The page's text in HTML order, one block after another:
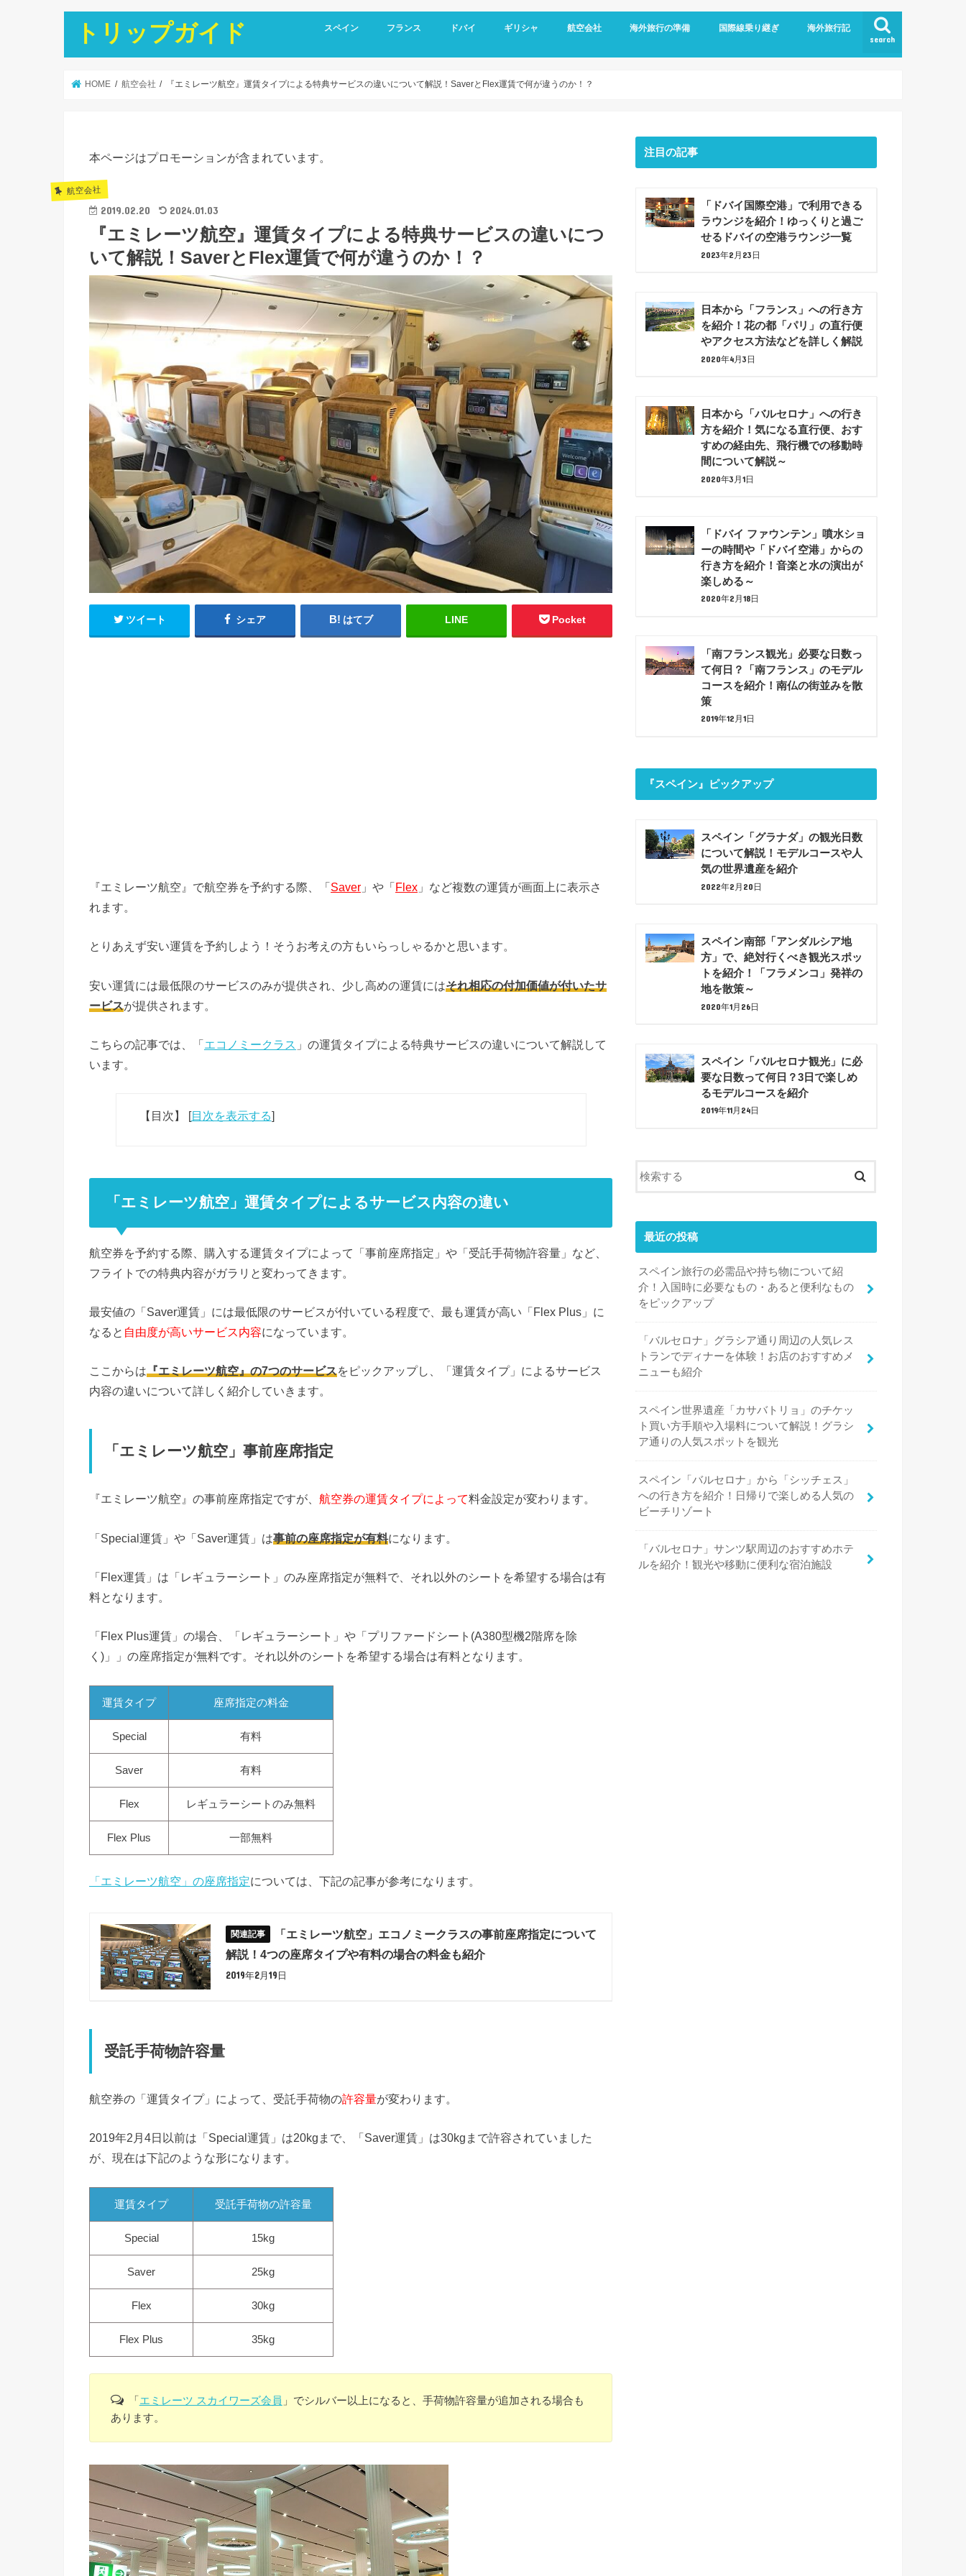
トリップガイド search
スペイン
スペイン基本情報
バルセロナ旅行
グラナダ
コルドバ
アンダルシア地方
セビリア
マドリード
フランス
フランス基本情報
リヨン観光
トゥールーズ旅行
ニース旅行
南フランス旅行
ドバイ
ドバイ空港
ドバイ基本情報
オールドドバイ
ダウンタウン
ドバイマリーナ
デザートサファリ
ドバイメトロ
ドバイ 新しい観光スポット
ドバイ ホテル選び
ギリシャ
アテネ観光
サントリーニ島 観光
メテオラ観光
航空会社
エミレーツ航空
スカイエクスプレス航空
マイレージプログラム
海外旅行の準備
海外旅行の持ち物
空港での暇つぶしアイデア7選！
クレジットカード
オプショナルツアー
観光プラン
国際線乗り継ぎ
ドバイ乗り継ぎ
海外旅行記
バルセロナ観光(2023年6月)
HOME 航空会社 『エミレーツ航空』運賃タイプによる特典サービスの違いについて解説！SaverとFlex運賃で何が違うのか！？
本ページはプロモーションが含まれています。
航空会社
2019.02.20 2024.01.03
『エミレーツ航空』運賃タイプによる特典サービスの違いにつ
いて解説！SaverとFlex運賃で何が違うのか！？
ツイート シェア はてブ LINE Pocket
『エミレーツ航空』で航空券を予約する際、「Saver 」や「Flex 」など複数の運賃が画面上に表示さ
れます。
とりあえず安い運賃を予約しよう！そうお考えの方もいらっしゃるかと思います。
安い運賃には最低限のサービスのみが提供され、少し高めの運賃にはそれ相応の付加価値が付いたサ
ービスが提供されます。
こちらの記事では、「エコノミークラス 」の運賃タイプによる特典サービスの違いについて解説して
います。
【目次】 [目次を表示する]
「エミレーツ航空」運賃タイプによるサービス内容の違い
航空券を予約する際、購入する運賃タイプによって「事前座席指定」や「受託手荷物許容量」など、
フライトでの特典内容がガラリと変わってきます。
最安値の「Saver運賃」には最低限のサービスが付いている程度で、最も運賃が高い「Flex Plus」に
なると 自由度が高いサービス内容になっています。
ここからは『エミレーツ航空』の7つのサービスをピックアップし、「運賃タイプ」によるサービス
内容の違いについて詳しく紹介していきます。
「エミレーツ航空」事前座席指定
『エミレーツ航空』の事前座席指定ですが、 航空券の運賃タイプによって料金設定が変わります。
「Special運賃」や「Saver運賃」は事前の座席指定が有料になります。
「Flex運賃」は「レギュラーシート」のみ座席指定が無料で、それ以外のシートを希望する場合は有
料となります。
「Flex Plus運賃」の場合、「レギュラーシート」や「プリファードシート(A380型機2階席を除
く)」」の座席指定が無料です。それ以外のシートを希望する場合は有料となります。
運賃タイプ 座席指定の料金
Special 有料
Saver 有料
Flex レギュラーシートのみ無料
Flex Plus 一部無料
「エミレーツ航空」の座席指定については、下記の記事が参考になります。
「エミレーツ航空」エコノミークラスの事前座席指定について
解説！4つの座席タイプや有料の場合の料金も紹介
2019年2月19日
受託手荷物許容量
航空券の「運賃タイプ」によって、受託手荷物の許容量が変わります。
2019年2月4日以前は「Special運賃」は20kgまで、「Saver運賃」は30kgまで許容されていました
が、現在は下記のような形になります。
運賃タイプ 受託手荷物の許容量
Special 15kg
Saver 25kg
Flex 30kg
Flex Plus 35kg
「エミレーツ スカイワーズ会員 」でシルバー以上になると、手荷物許容量が追加される場合も
あります。
注目の記事
「ドバイ国際空港」で利用できる
ラウンジを紹介！ゆっくりと過ご
せるドバイの空港ラウンジ一覧
2023年2月23日
日本から「フランス」への行き方
を紹介！花の都「パリ」の直行便
やアクセス方法などを詳しく解説
2020年4月3日
日本から「バルセロナ」への行き
方を紹介！気になる直行便、おす
すめの経由先、飛行機での移動時
間について解説～
2020年3月1日
「ドバイ ファウンテン」噴水ショ
ーの時間や「ドバイ空港」からの
行き方を紹介！音楽と水の演出が
楽しめる～
2020年2月18日
「南フランス観光」必要な日数っ
て何日？「南フランス」のモデル
コースを紹介！南仏の街並みを散
策
2019年12月1日
『スペイン』ピックアップ
スペイン「グラナダ」の観光日数
について解説！モデルコースや人
気の世界遺産を紹介
2022年2月20日
スペイン南部「アンダルシア地
方」で、絶対行くべき観光スポッ
トを紹介！「フラメンコ」発祥の
地を散策～
2020年1月26日
スペイン「バルセロナ観光」に必
要な日数って何日？3日で楽しめ
るモデルコースを紹介
2019年11月24日
最近の投稿
スペイン旅行の必需品や持ち物について紹
介！入国時に必要なもの・あると便利なもの
をピックアップ
「バルセロナ」グラシア通り周辺の人気レス
トランでディナーを体験！お店のおすすめメ
ニューも紹介
スペイン世界遺産「カサバトリョ」のチケッ
ト買い方手順や入場料について解説！グラシ
ア通りの人気スポットを観光
スペイン「バルセロナ」から「シッチェス」
への行き方を紹介！日帰りで楽しめる人気の
ビーチリゾート
「バルセロナ」サンツ駅周辺のおすすめホテ
ルを紹介！観光や移動に便利な宿泊施設